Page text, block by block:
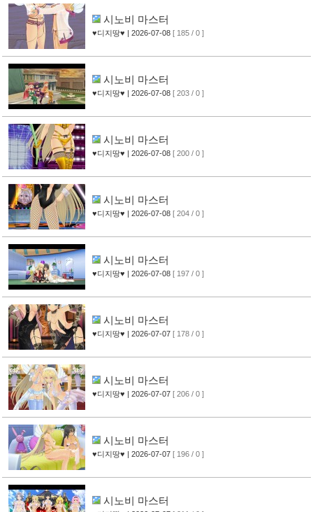
시노비 마스터
♥디지땅♥ | 2026-07-08 [ 185 / 0 ]
시노비 마스터
♥디지땅♥ | 2026-07-08 [ 203 / 0 ]
시노비 마스터
♥디지땅♥ | 2026-07-08 [ 200 / 0 ]
시노비 마스터
♥디지땅♥ | 2026-07-08 [ 204 / 0 ]
시노비 마스터
♥디지땅♥ | 2026-07-08 [ 197 / 0 ]
시노비 마스터
♥디지땅♥ | 2026-07-07 [ 178 / 0 ]
시노비 마스터
♥디지땅♥ | 2026-07-07 [ 206 / 0 ]
시노비 마스터
♥디지땅♥ | 2026-07-07 [ 196 / 0 ]
시노비 마스터